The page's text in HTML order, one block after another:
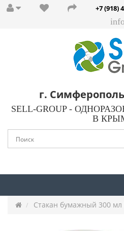
+7 (918)
г.
SELL-GROUP -
В
Стакан бумажный 300 мл